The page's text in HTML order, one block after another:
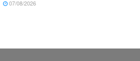
07/08/2026